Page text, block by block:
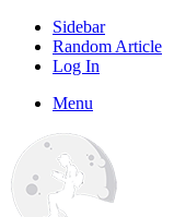
Sidebar
Random Article
Log In
Menu